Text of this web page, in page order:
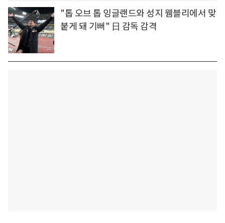
"톱 오브 톱 잉글랜드와 성지 웸블리에서 맞
붙게 돼 기뻐" 日 감독 감격